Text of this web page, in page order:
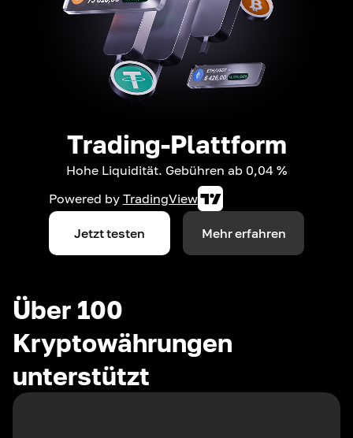
Trading-Plattform
Hohe Liquidität. Gebühren ab 0,04 %
Powered by TradingView
Jetzt testen Mehr erfahren
Über 100
Kryptowährungen
unterstützt